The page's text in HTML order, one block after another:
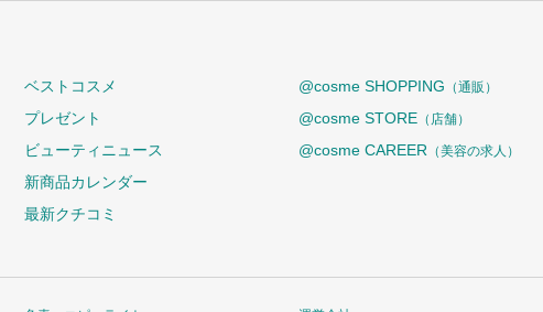
ベストコスメ
プレゼント
ビューティニュース
新商品カレンダー
最新クチコミ
@cosme SHOPPING （通販）
@cosme STORE （店舗）
@cosme CAREER （美容の求人）